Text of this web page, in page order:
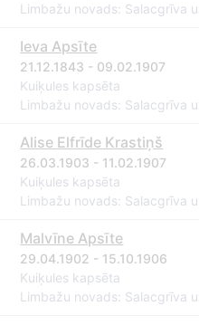
Limbažu novads: Salacgrīva
Ieva Apsīte
21.12.1843 - 09.02.1907
Kuiķules kapsēta
Limbažu novads: Salacgrīva
Alise Elfrīde Krastiņš
26.03.1903 - 11.02.1907
Kuiķules kapsēta
Limbažu novads: Salacgrīva
Malvīne Apsīte
29.04.1902 - 15.10.1906
Kuiķules kapsēta
Limbažu novads: Salacgrīva